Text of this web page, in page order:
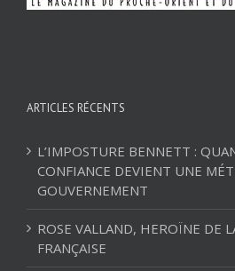
ARTICLES RÉCENTS
L’IMPOSTURE BENNETT :
CONFIANCE DEVIENT UNE
GOUVERNEMENT
ROSE VALLAND, HEROÏNE DE
FRANÇAISE